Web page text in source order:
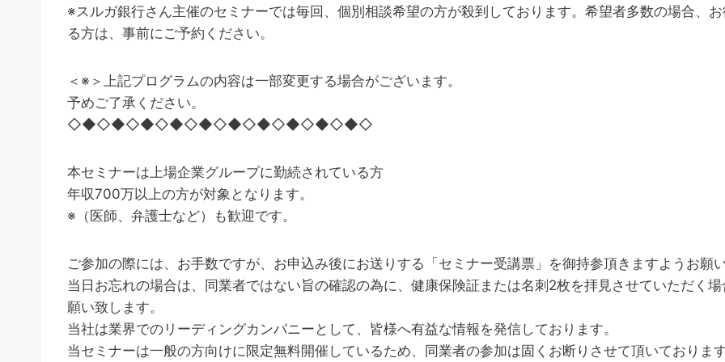
※スルガ銀行さん主催のセミナーでは毎回、個別相談希望の方が殺到しております。希望者多数の場合、
る方は、事前にご予約ください。
＜※＞上記プログラムの内容は一部変更する場合がございます。
予めご了承ください。
◇◆◇◆◇◆◇◆◇◆◇◆◇◆◇◆◇◆◇◆◇
本セミナーは上場企業グループに勤続されている方
年収700万以上の方が対象となります。
※（医師、弁護士など）も歓迎です。
ご参加の際には、お手数ですが、お申込み後にお送りする「セミナー受講票」を御持参頂きますようお願
当日お忘れの場合は、同業者ではない旨の確認の為に、健康保険証または名刺2枚を拝見させていただく
願い致します。
当社は業界でのリーディングカンパニーとして、皆様へ有益な情報を発信しております。
当セミナーは一般の方向けに限定無料開催しているため、同業者の参加は固くお断りさせて頂いておりま